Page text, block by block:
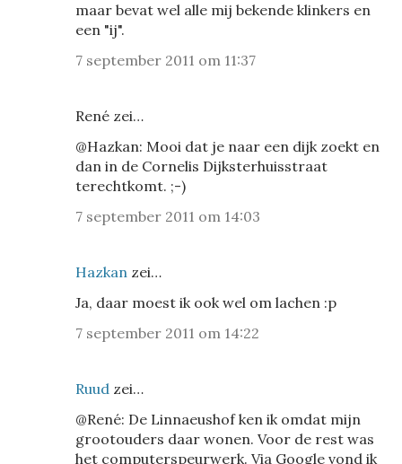
maar bevat wel alle mij bekende klinkers en
een "ij".
7 september 2011 om 11:37
René zei…
@Hazkan: Mooi dat je naar een dijk zoekt en
dan in de Cornelis Dijksterhuisstraat
terechtkomt. ;-)
7 september 2011 om 14:03
Hazkan zei…
Ja, daar moest ik ook wel om lachen :p
7 september 2011 om 14:22
Ruud zei…
@René: De Linnaeushof ken ik omdat mijn
grootouders daar wonen. Voor de rest was
het computerspeurwerk. Via Google vond ik